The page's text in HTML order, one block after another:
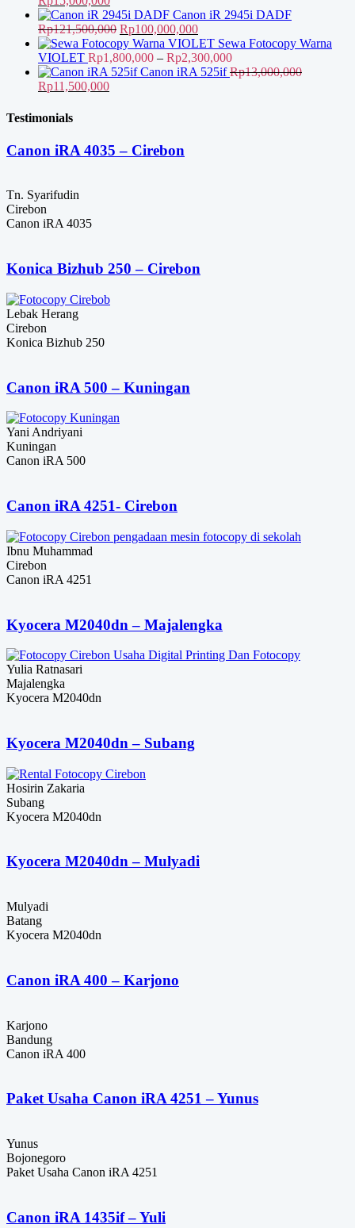
aslinya
adalah:
Rp18,500,000.
saat
ini
adalah:
Rp15,000,000.
Canon iR 2945i DADF
Rp121,500,000 Harga
aslinya
adalah:
Rp121,500,000.
Rp100,000,000Harga
saat
ini
adalah:
Sewa Fotocopy Warna
VIOLET Rp1,800,000 – Rp2,300,000Rentang
harga:
Canon iRA 525if Rp13,000,000
Harga
adalah:
Rp11,500,000Harga
Rp11,500,000.
Testimonials
Canon iRA 4035 – Cirebon
Tn. Syarifudin
Cirebon
Canon iRA 4035
Konica Bizhub 250 – Cirebon
Lebak Herang
Cirebon
Konica Bizhub 250
Canon iRA 500 – Kuningan
Yani Andriyani
Kuningan
Canon iRA 500
Canon iRA 4251- Cirebon
Ibnu Muhammad
Cirebon
Canon iRA 4251
Kyocera M2040dn – Majalengka
Yulia Ratnasari
Majalengka
Kyocera M2040dn
Kyocera M2040dn – Subang
Hosirin Zakaria
Subang
Kyocera M2040dn
Kyocera M2040dn – Mulyadi
Mulyadi
Batang
Kyocera M2040dn
Canon iRA 400 – Karjono
Karjono
Bandung
Canon iRA 400
Paket Usaha Canon iRA 4251 – Yunus
Yunus
Bojonegoro
Paket Usaha Canon iRA 4251
Canon iRA 1435if – Yuli